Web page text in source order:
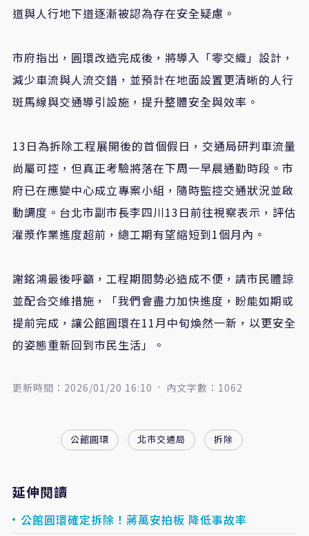
道與人行地下道逐漸被認為存在安全疑慮。
市府指出，圓環改造完成後，將導入「零交織」設計，
減少車流與人流交錯，並預計在地面設置更清晰的人行
斑馬線與交通導引設施，提升整體安全與效率。
13日為拆除工程展開後的首個假日，交通局研判車流量
尚屬可控，但真正考驗將落在下周一早晨通勤時段。市
府已在應變中心成立專案小組，隨時監控交通狀況並啟
動調度。台北市副市長李四川13日前往視察表示，評估
灌漿作業進度超前，總工期有望縮短到1個月內。
謝銘鴻最後呼籲，工程期間勢必造成不便，請市民體諒
並配合交維措施，「我們會盡力加快進度，盼能如期或
提前完成，讓公館圓環在11月中旬煥然一新，以更安全
的姿態重新回到市民生活」。
更新時間：2026/01/20 16:10 內文字數：1062
公館圓環 北市交通局 拆除
延伸閱讀
公館圓環確定拆除！蔣萬安拍板 降低事故率